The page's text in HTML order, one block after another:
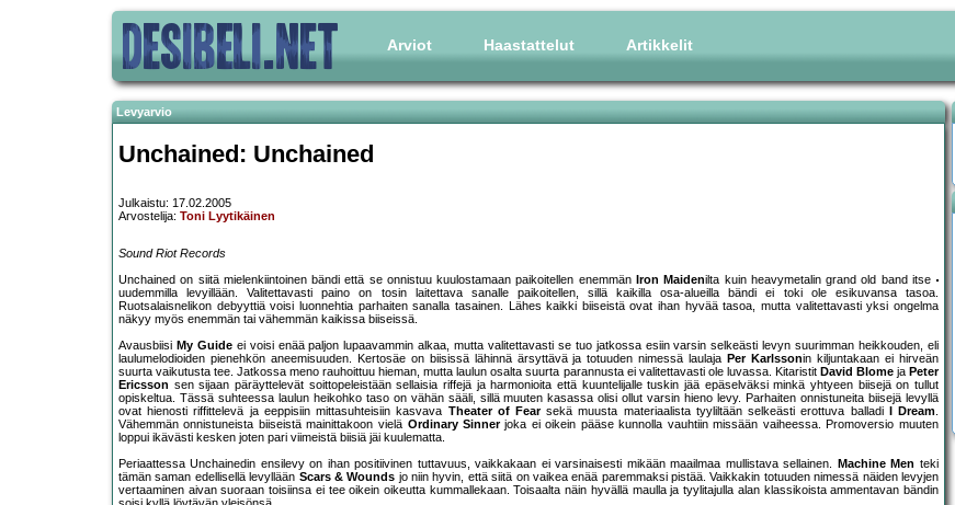
Arviot Haastattelut Artikkelit
Levyarvio
Unchained: Unchained
Julkaistu: 17.02.2005
Arvostelija: Toni Lyytikäinen
Sound Riot Records
Unchained on siitä mielenkiintoinen bändi että se onnistuu kuulostamaan paikoitellen enemmän Iron Maidenilta kuin heavymetalin grand old band itse
uudemmilla levyillään. Valitettavasti paino on tosin laitettava sanalle paikoitellen, sillä kaikilla osa-alueilla bändi ei toki ole esikuvansa tasoa.
Ruotsalaisnelikon debyyttiä voisi luonnehtia parhaiten sanalla tasainen. Lähes kaikki biiseistä ovat ihan hyvää tasoa, mutta valitettavasti yksi ongelma
näkyy myös enemmän tai vähemmän kaikissa biiseissä.
Avausbiisi My Guideei voisi enää paljon lupaavammin alkaa, mutta valitettavasti se tuo jatkossa esiin varsin selkeästi levyn suurimman heikkouden, eli
laulumelodioiden pienehkön aneemisuuden. Kertosäe on biisissä lähinnä ärsyttävä ja totuuden nimessä laulaja Per Karlssonin kiljuntakaan ei hirveän
suurta vaikutusta tee. Jatkossa meno rauhoittuu hieman, mutta laulun osalta suurta parannusta ei valitettavasti ole luvassa. Kitaristit David Blomeja Peter
Ericsson sen sijaan päräyttelevät soittopeleistään sellaisia riffejä ja harmonioita että kuuntelijalle tuskin jää epäselväksi minkä yhtyeen biisejä on tullut
opiskeltua. Tässä suhteessa laulun heikohko taso on vähän sääli, sillä muuten kasassa olisi ollut varsin hieno levy. Parhaiten onnistuneita biisejä levyllä
ovat hienosti riffittelevä ja eeppisiin mittasuhteisiin kasvava Theater of Fearsekä muusta materiaalista tyyliltään selkeästi erottuva balladi I Dream.
Vähemmän onnistuneista biiseistä mainittakoon vielä Ordinary Sinnerjoka ei oikein pääse kunnolla vauhtiin missään vaiheessa. Promoversio muuten
loppui ikävästi kesken joten pari viimeistä biisiä jäi kuulematta.
Periaattessa Unchainedin ensilevy on ihan positiivinen tuttavuus, vaikkakaan ei varsinaisesti mikään maailmaa mullistava sellainen.
Machine Men teki
tämän saman edellisellä levyllään Scars & Wounds jo niin hyvin, että siitä on vaikea enää paremmaksi pistää. Vaikkakin totuuden nimessä näiden levyjen
vertaaminen aivan suoraan toisiinsa ei tee oikein oikeutta kummallekaan. Toisaalta näin hyvällä maulla ja tyylitajulla alan klassikoista ammentavan bändin